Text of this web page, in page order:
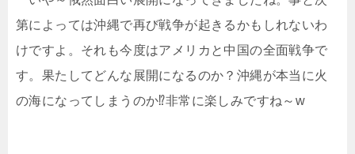
第によっては沖縄で再び戦争が起きるかもしれないわ
けですよ。それも今度はアメリカと中国の全面戦争で
す。果たしてどんな展開になるのか？沖縄が本当に火
の海になってしまうのか⁉非常に楽しみですね～w